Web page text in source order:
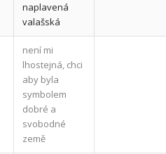
naplavená
valašská
není mi
lhostejná, chci
aby byla
symbolem
dobré a
svobodné
země